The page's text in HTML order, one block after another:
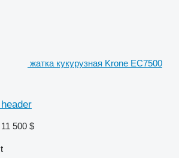
жатка кукурузная Krone EC7500
500 $